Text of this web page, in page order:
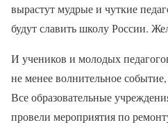
вырастут мудрые и чуткие
будут славить школу России.
И учеников и молодых
не менее волнительное
Все образовательные
провели мероприятия по